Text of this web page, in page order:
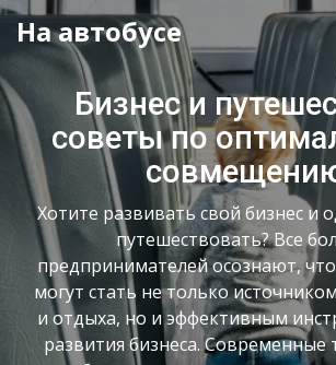
На автобусе
Бизнес и
советы по
Хотите развивать свой бизнес и
путешествовать? Все
предпринимателей осознают,
могут стать не только
и отдыха, но и эффективным
развития бизнеса. Современные